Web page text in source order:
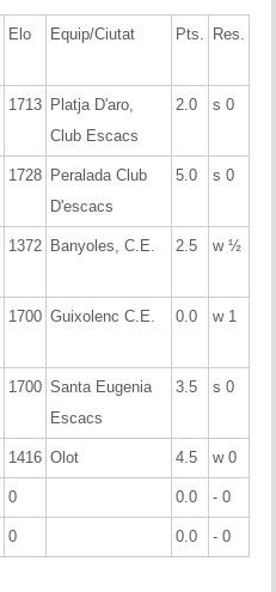
Elo Equip/Ciutat Pts. Res.
1713 Platja D'aro,
Club Escacs
2.0 s 0
1728 Peralada Club
D'escacs
5.0 s 0
1372 Banyoles, C.E. 2.5 w ½
1700 Guixolenc C.E. 0.0 w 1
1700 Santa Eugenia
Escacs
3.5 s 0
1416 Olot 4.5 w 0
0 0.0 - 0
0 0.0 - 0